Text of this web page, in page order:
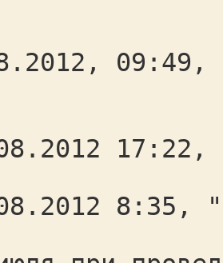
09:49,
8:35,